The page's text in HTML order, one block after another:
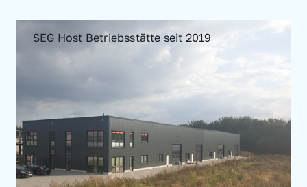
SEG Host Betriebsstätte seit 2019